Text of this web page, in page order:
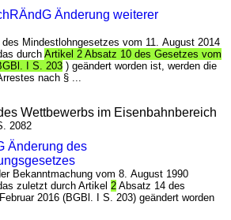
Änderung weiterer
Mindestlohngesetzes vom 11. August 2014
durchArtikel 2 Absatz 10 des Gesetzes vom
I S. 203 ) geändert worden ist, werden die
nach § ...
Wettbewerbs im Eisenbahnbereich
2082
Änderung des
Bekanntmachung vom 8. August 1990
zuletzt durch Artikel2 Absatz 14 des
2016 (BGBl. I S. 203) geändert worden